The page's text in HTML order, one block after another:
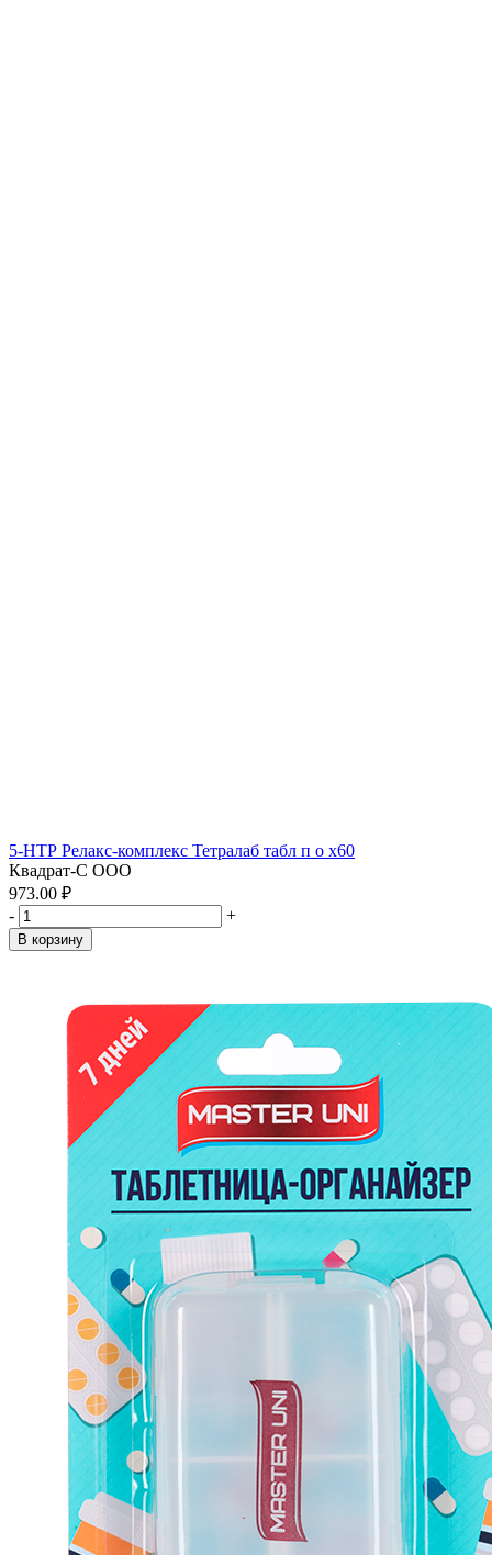
5-НТР Релакс-комплекс Тетралаб табл п о x60
Квадрат-С ООО
973.00 ₽
-
+
В корзину